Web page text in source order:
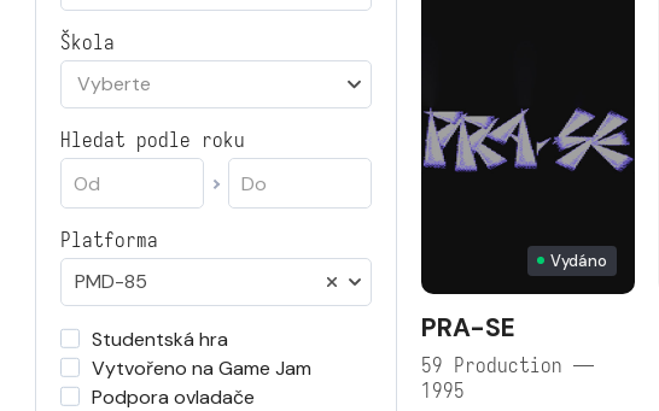
Škola
Vyberte
Hledat podle roku
Platforma
PMD-85
Studentská hra
Vytvořeno na Game Jam
Podpora ovladače
Vydáno
PRA-SE
59 Production —
1995